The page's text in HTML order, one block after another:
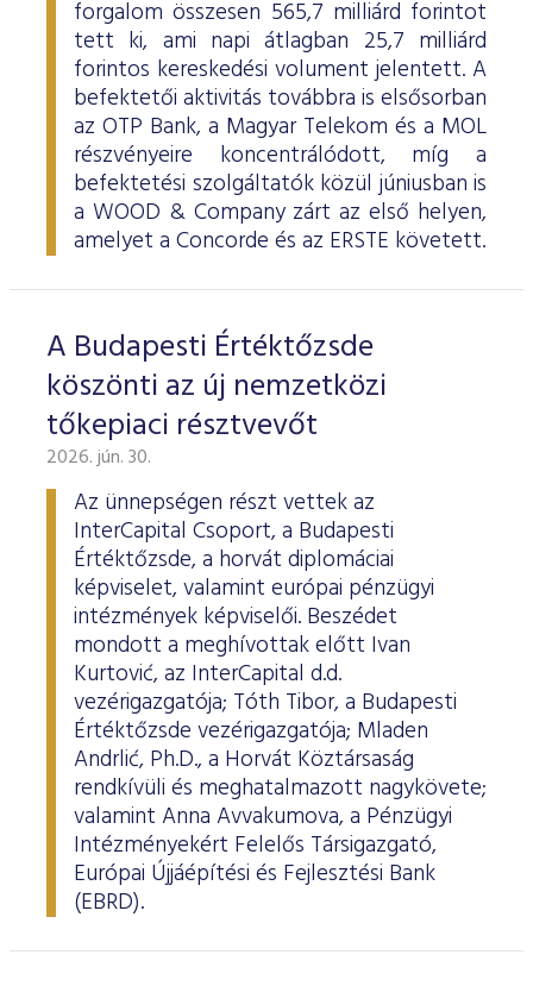
forgalom összesen 565,7 milliárd forintot
tett ki, ami napi átlagban 25,7 milliárd
forintos kereskedési volument jelentett. A
befektetői aktivitás továbbra is elsősorban
az OTP Bank, a Magyar Telekom és a MOL
részvényeire koncentrálódott, míg a
befektetési szolgáltatók közül júniusban is
a WOOD & Company zárt az első helyen,
amelyet a Concorde és az ERSTE követett.
A Budapesti Értéktőzsde
köszönti az új nemzetközi
tőkepiaci résztvevőt
2026. jún. 30.
Az ünnepségen részt vettek az
InterCapital Csoport, a Budapesti
Értéktőzsde, a horvát diplomáciai
képviselet, valamint európai pénzügyi
intézmények képviselői. Beszédet
mondott a meghívottak előtt Ivan
Kurtović, az InterCapital d.d.
vezérigazgatója; Tóth Tibor, a Budapesti
Értéktőzsde vezérigazgatója; Mladen
Andrlić, Ph.D., a Horvát Köztársaság
rendkívüli és meghatalmazott nagykövete;
valamint Anna Avvakumova, a Pénzügyi
Intézményekért Felelős Társigazgató,
Európai Újjáépítési és Fejlesztési Bank
(EBRD).